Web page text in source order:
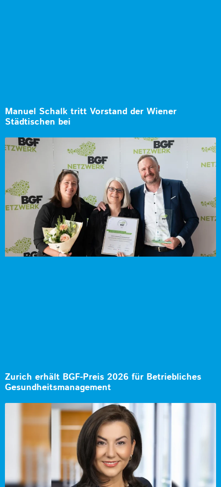
Manuel Schalk tritt Vorstand der Wiener
Städtischen bei
Zurich erhält BGF-Preis 2026 für Betriebliches
Gesundheitsmanagement